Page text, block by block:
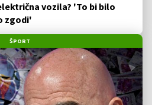
vozila? 'To bi bilo
zgodi'
ŠPORT